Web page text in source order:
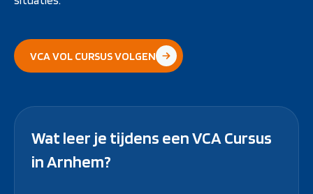
VCA VOL CURSUS VOLGEN
Wat leer je tijdens een VCA Cursus
in Arnhem?